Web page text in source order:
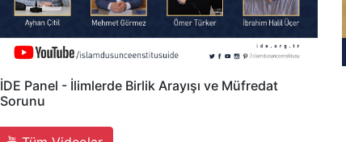
İDE Panel - İlimlerde Birlik Arayışı ve Müfredat
Sorunu